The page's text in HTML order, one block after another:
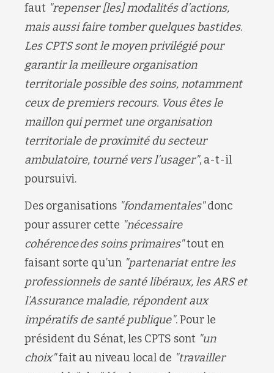
faut "repenser [les] modalités d’actions,
mais aussi faire tomber quelques bastides.
Les CPTS sont le moyen privilégié pour
garantir la meilleure organisation
territoriale possible des soins, notamment
ceux de premiers recours. Vous êtes le
maillon qui permet une organisation
territoriale de proximité du secteur
ambulatoire, tourné vers l’usager", a-t-il
poursuivi.
Des organisations "fondamentales"donc
pour assurer cette "nécessaire
cohérence des soins primaires"tout en
faisant sorte qu’un "partenariat entre les
professionnels de santé libéraux, les ARS et
l’Assurance maladie, répondent aux
impératifs de santé publique". Pour le
président du Sénat, les CPTS sont "un
choix"fait au niveau local de "travailler